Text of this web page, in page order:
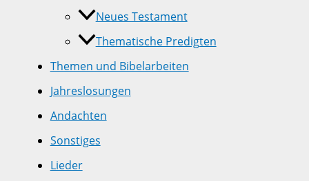
Neues Testament
Thematische Predigten
Themen und Bibelarbeiten
Jahreslosungen
Andachten
Sonstiges
Lieder